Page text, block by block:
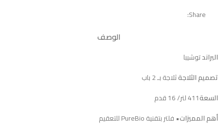
Share:
الوصف
البراندتوشيبا
تصميم الثلاجةثلاجة بـ 2 باب
السعة411 لتر/ 16 قدم
أهم المميزات• فلتر بتقنية PureBio للتعقيم